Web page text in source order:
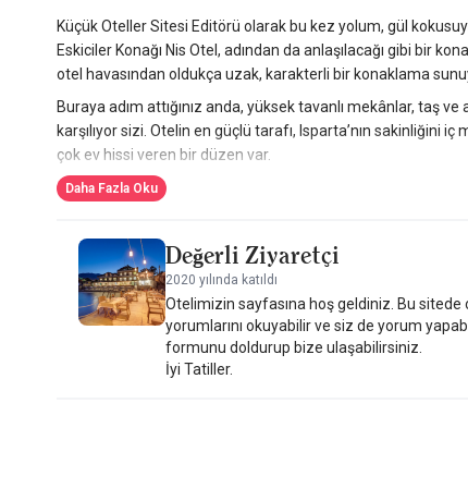
Küçük Oteller Sitesi Editörü olarak bu kez yolum, gül
Eskiciler Konağı Nis Otel, adından da anlaşılacağı gibi bir
otel havasından oldukça uzak, karakterli bir konaklama
Buraya adım attığınız anda, yüksek tavanlı mekânlar, taş
karşılıyor sizi. Otelin en güçlü tarafı, Isparta’nın sakinliğini
çok ev hissi veren bir düzen var.
Eskiciler Konağı Nis Otel, şehirle iç içe bir noktada yer
gözlemlemek bu otelde konaklamanın doğal bir parçası
Odalar tarafında ise konak ruhu korunmuş. Ahşap
Odalar abartılı bir lüks vadetmiyor; ama temiz, düzenli ve
odalarda şehir otellerinde sık karşılaştığımız o “soğukluk”
Konağın avlu ve ortak alanları, günün farklı saatlerinde
Isparta gibi temposu zaten sakin bir şehirde, bu tür küçük
Daha Fazla Oku
Değerli Ziyaretçi
2020 yılında katıldı
Otelimizin sayfasına hoş geldiniz. Bu
yorumlarını okuyabilir ve siz de yorum
formunu doldurup bize ulaşabilirsiniz.
İyi Tatiller.